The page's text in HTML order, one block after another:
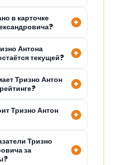
в карточке
Антона
текущей?
Тризно Антон
Тризно Антон
Тризно
за